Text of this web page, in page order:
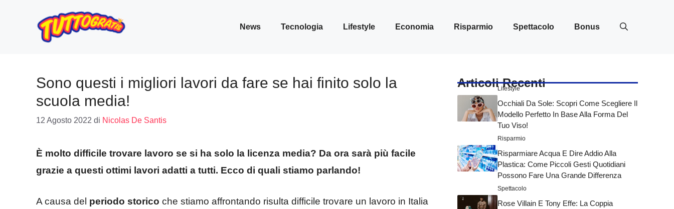
contenuto
News Tecnologia Lifestyle Economia Risparmio Spettacolo Bonus
Sono questi i migliori lavori da fare se hai finito solo la
scuola media!
12 Agosto 2022 di Nicolas De Santis
È molto difficile trovare lavoro se si ha solo la licenza media? Da ora sarà più facile
grazie a questi ottimi lavori adatti a tutti. Ecco di quali stiamo parlando!
A causa del periodo storico che stiamo affrontando risulta difficile trovare un lavoro in Italia
Articoli Recenti
Lifestyle
Occhiali Da Sole: Scopri Come Scegliere Il
Modello Perfetto In Base Alla Forma Del
Tuo Viso!
Risparmio
Risparmiare Acqua E Dire Addio Alla
Plastica: Come Piccoli Gesti Quotidiani
Possono Fare Una Grande Differenza
Spettacolo
Rose Villain E Tony Effe: La Coppia